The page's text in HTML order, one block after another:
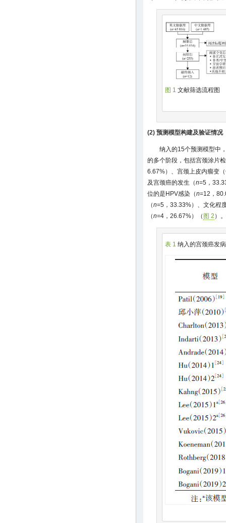
图 1 文献筛选流程图
(2) 预测模型构建及验证情况
纳入的15个预测模型中
的多个阶段，包括宫颈涂片
6.67%）、宫颈上皮内瘤变
及宫颈癌的发生（n=5，
位的是HPV感染（n=12，
（n=5，33.33%）、文化程
（n=4，26.67%）（ 图 2 ）。
表 1 纳入的宫颈癌发